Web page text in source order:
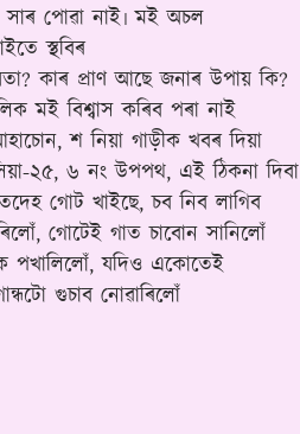
সাৰ পোৱা নাই৷ মই অচল
স্থবিৰ
কাৰ প্ৰাণ আছে জনাৰ উপায় কি?
মই বিশ্বাস কৰিব পৰা নাই
শ নিয়া গাড়ীক খবৰ দিয়া
২৫, ৬ নং উপপথ, এই ঠিকনা দিবা
গোট খাইছে, চব নিব লাগিব
গোটেই গাত চাবোন সানিলোঁ
পখালিলোঁ, যদিও একোতেই
গুচাব নোৱাৰিলোঁ